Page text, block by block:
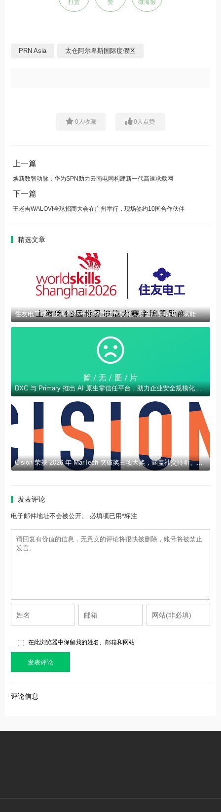
打赏 赞 微海报
PRN Asia 太仓阿尔卑斯国际度假区
0 人收藏 0 人点赞
上一篇
焕新数智动脉：华为SPN助力云南电网构建新一代高速承载网
下一篇
王老吉WALOVI全球招商大会在广州举行，现场签约10国合作伙伴
精选文章
住友电工成为上海2026年第48届世界技能大赛金牌赞助商，赋能全球光通信技能人才成长
DXC 与 Primary 推出 AI 原生零信任平台，助力企业安全规模化部署 AI
Cision 荣获 2026 年 MarTech 突破奖三项大奖，涵盖社交聆听、新闻稿发布及 AEO 领域
发表评论
电子邮件地址不会被公开。 必填项已用*标注
在此浏览器中保留我的姓名、邮箱和网站
评论信息